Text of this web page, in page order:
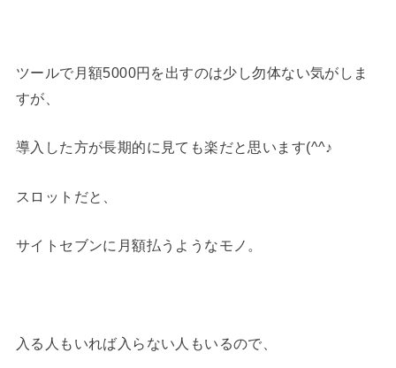
ツールで月額5000円を出すのは少し勿体ない気がしま
すが、
導入した方が長期的に見ても楽だと思います(^^♪
スロットだと、
サイトセブンに月額払うようなモノ。
入る人もいれば入らない人もいるので、